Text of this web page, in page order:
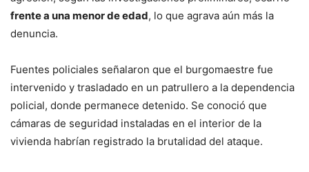
frente a una menor de edad, lo que agrava aún más la
denuncia.
Fuentes policiales señalaron que el burgomaestre fue
intervenido y trasladado en un patrullero a la dependencia
policial, donde permanece detenido. Se conoció que
cámaras de seguridad instaladas en el interior de la
vivienda habrían registrado la brutalidad del ataque.